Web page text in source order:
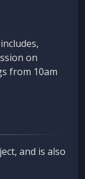
on
from 10am
and is also